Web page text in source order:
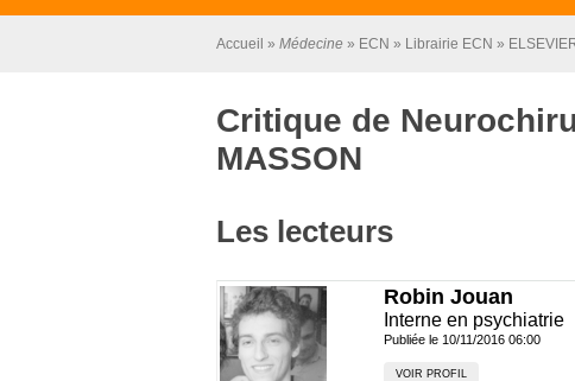
Accueil Médecine ECN Librairie ECN
Critique de
MASSON
Les lecteurs
Robin Jouan
Interne en psychiatrie
Publiée le 10/11/2016 06:00
VOIR PROFIL